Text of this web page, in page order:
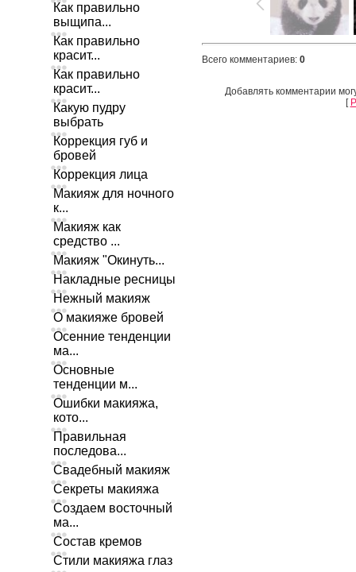
Как правильно
выщипа...
Как правильно
красит...
Как правильно
красит...
Какую пудру
выбрать
Коррекция губ и
бровей
Коррекция лица
Макияж для ночного
к...
Макияж как
средство ...
Макияж "Окинуть...
Накладные ресницы
Нежный макияж
О макияже бровей
Осенние тенденции
ма...
Основные
тенденции м...
Ошибки макияжа,
кото...
Правильная
последова...
Свадебный макияж
Секреты макияжа
Создаем восточный
ма...
Состав кремов
Стили макияжа глаз
Всего комментариев: 0
Добавлять комментарии
[